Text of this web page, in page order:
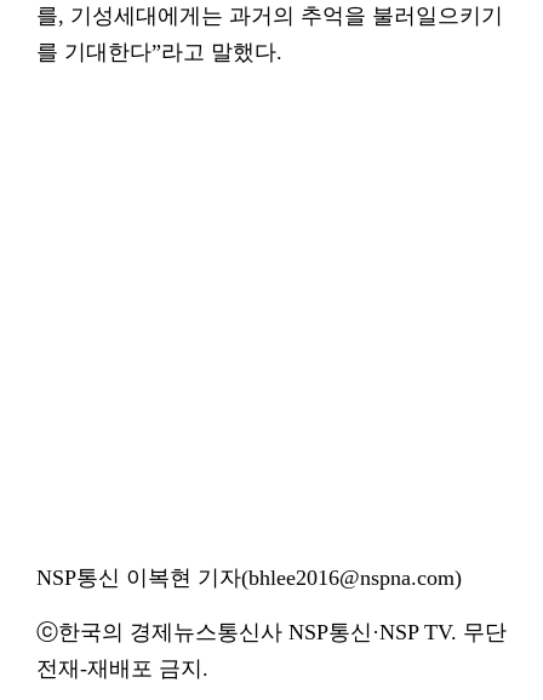
를, 기성세대에게는 과거의 추억을 불러일으키기
를 기대한다”라고 말했다.
NSP통신 이복현 기자(bhlee2016@nspna.com)
ⓒ한국의 경제뉴스통신사 NSP통신·NSP TV. 무단
전재-재배포 금지.